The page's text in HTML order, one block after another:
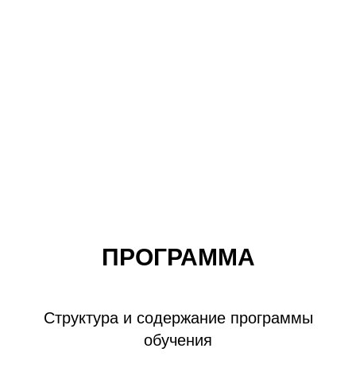
ПРОГРАММА
Структура и содержание программы
обучения